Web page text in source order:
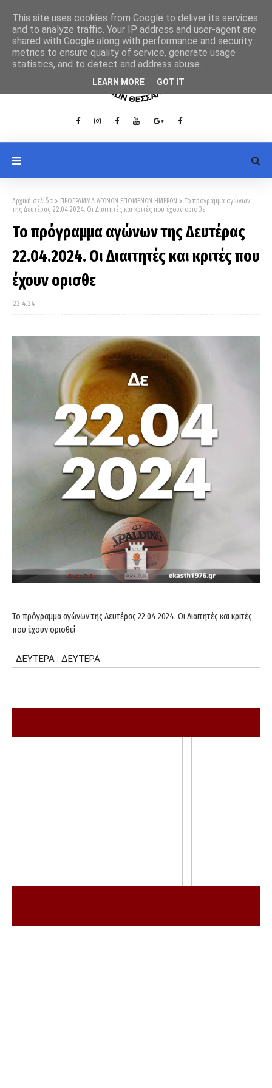
Αρχική σελίδα ΠΡΟΓΡΑΜΜΑ ΑΓΩΝΩΝ ΕΠΟΜΕΝΩΝ ΗΜΕΡΩΝ
Το πρόγραμμα αγώνων
της Δευτέρας 22.04.2024. Οι Διαιτητές και κριτές που έχουν ορισθε
Το πρόγραμμα αγώνων της Δευτέρας
22.04.2024. Οι Διαιτητές και κριτές που
έχουν ορισθε
22.4.24
Το πρόγραμμα αγώνων της Δευτέρας 22.04.2024. Οι Διαιτητές και κριτές
που έχουν ορισθεί
This site uses cookies from Google to deliver its services
and to analyze traffic. Your IP address and user-agent are
shared with Google along with performance and security
metrics to ensure quality of service, generate usage
statistics, and to detect and address abuse.
LEARN MORE GOT IT